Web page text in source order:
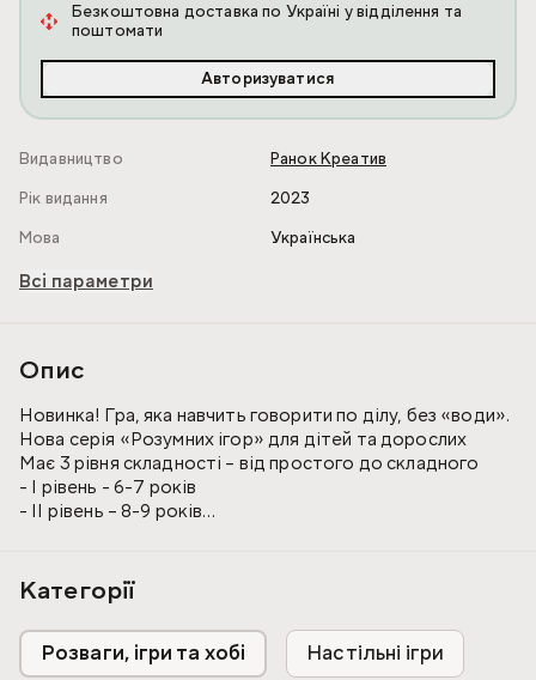
Безкоштовна доставка по Україні у відділення та
поштомати
Авторизуватися
Видавництво
Ранок Креатив
Рік видання
2023
Мова
Українська
Всі параметри
Опис
Новинка! Гра, яка навчить говорити по ділу, без «води».
Нова серія «Розумних ігор» для дітей та дорослих
Має 3 рівня складності – від простого до складного
- I рівень - 6-7 років
- II рівень – 8-9 років
Кількість гравців – від одного і до великої компанії
Гра, яка гарантовано розширить словникових запас і
розвине швидкість мислення
Рекомендуємо використовувати, як для навчання, так і
Категорії
Розваги, ігри та хобі Настільні ігри